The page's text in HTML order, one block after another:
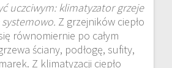
uczciwym: klimatyzator grzeje
Z grzejników ciepło
równomiernie po całym
ściany, podłogę, sufity,
Z klimatyzacji ciepło